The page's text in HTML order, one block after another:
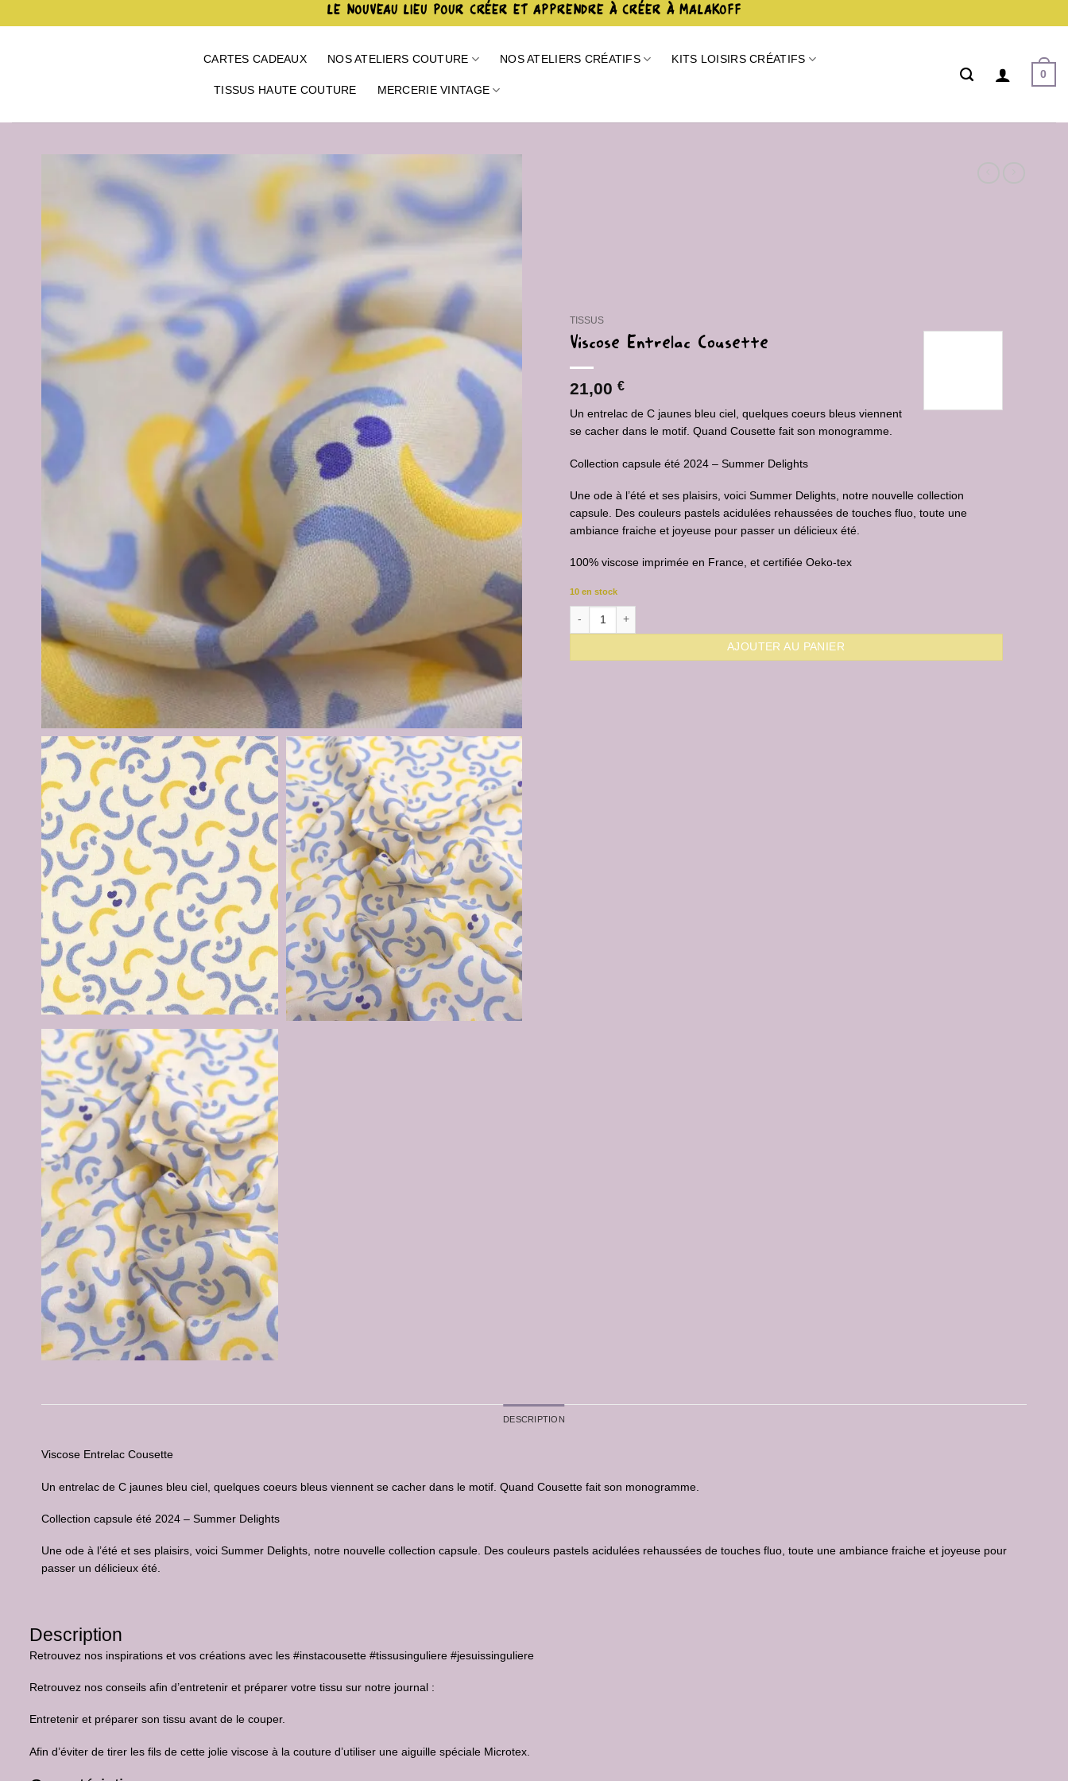
au
LE NOUVEAU LIEU POUR CRÉER ET APPRENDRE À CRÉER À MALAKOFF
CARTES CADEAUX NOS ATELIERS COUTURE NOS ATELIERS CRÉATIFS KITS LOISIRS CRÉATIFS
TISSUS HAUTE COUTURE MERCERIE VINTAGE
0
TISSUS
Viscose Entrelac Cousette
21,00€
Un entrelac de C jaunes bleu ciel, quelques coeurs bleus viennent
se cacher dans le motif. Quand Cousette fait son monogramme.
Collection capsule été 2024 – Summer Delights
Une ode à l’été et ses plaisirs, voici Summer Delights, notre nouvelle collection
capsule. Des couleurs pastels acidulées rehaussées de touches fluo, toute une
ambiance fraiche et joyeuse pour passer un délicieux été.
100% viscose imprimée en France, et certifiée Oeko-tex
10 en stock
AJOUTER AU PANIER
DESCRIPTION
Viscose Entrelac Cousette
Un entrelac de C jaunes bleu ciel, quelques coeurs bleus viennent se cacher dans le motif. Quand Cousette fait son monogramme.
Collection capsule été 2024 – Summer Delights
Une ode à l’été et ses plaisirs, voici Summer Delights, notre nouvelle collection capsule. Des couleurs pastels acidulées rehaussées de touches fluo, toute une ambiance fraiche et joyeuse pour
passer un délicieux été.
Description
Retrouvez nos inspirations et vos créations avec les #instacousette #tissusinguliere #jesuissinguliere
Retrouvez nos conseils afin d’entretenir et préparer votre tissu sur notre journal :
Entretenir et préparer son tissu avant de le couper.
Afin d’éviter de tirer les fils de cette jolie viscose à la couture d’utiliser une aiguille spéciale Microtex